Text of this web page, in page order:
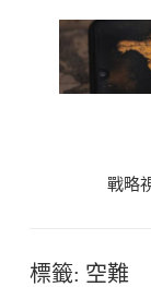
戰略
標籤: 空難